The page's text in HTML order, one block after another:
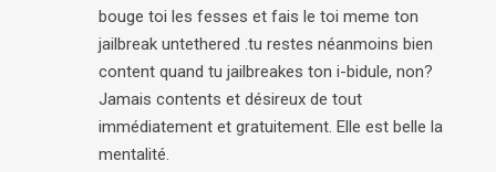
bouge toi les fesses et fais le toi meme ton
jailbreak untethered .tu restes néanmoins bien
content quand tu jailbreakes ton i-bidule, non?
Jamais contents et désireux de tout
immédiatement et gratuitement. Elle est belle la
mentalité.